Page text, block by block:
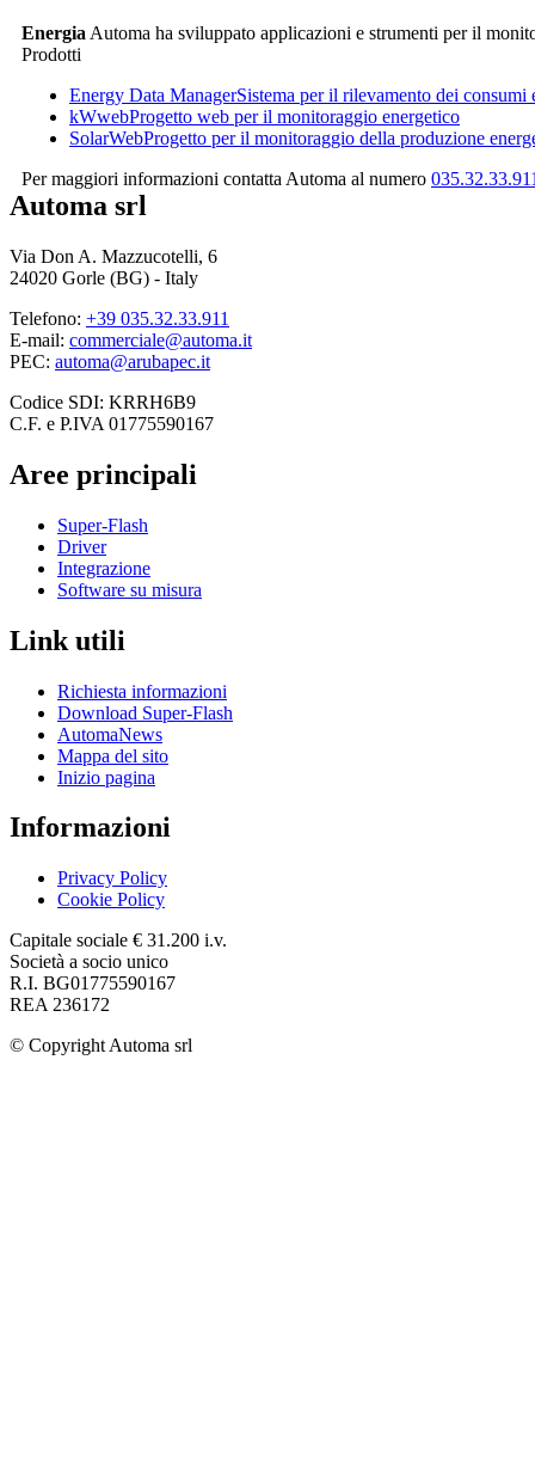
Energia Automa ha sviluppato applicazioni e strumenti per il
Prodotti
Energy Data ManagerSistema per il rilevamento dei
kWwebProgetto web per il monitoraggio energetico
SolarWebProgetto per il monitoraggio della produzione
Per maggiori informazioni contatta Automa al numero
Automa srl
Via Don A. Mazzucotelli, 6
24020 Gorle (BG) - Italy
Telefono: +39 035.32.33.911
E-mail: commerciale@automa.it
PEC: automa@arubapec.it
Codice SDI: KRRH6B9
C.F. e P.IVA 01775590167
Aree principali
Super-Flash
Driver
Integrazione
Software su misura
Link utili
Richiesta informazioni
Download Super-Flash
AutomaNews
Mappa del sito
Inizio pagina
Informazioni
Privacy Policy
Cookie Policy
Capitale sociale € 31.200 i.v.
Società a socio unico
R.I. BG01775590167
REA 236172
© Copyright Automa srl